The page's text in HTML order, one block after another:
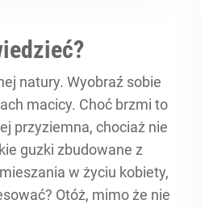
natury. Wyobraź sobie
macicy. Choć brzmi to
przyziemna, chociaż nie
guzki zbudowane z
w życiu kobiety,
Otóż, mimo że nie